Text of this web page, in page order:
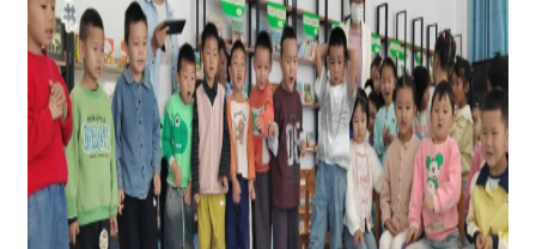
此次科普大篷车进校园活动，将科技体验、知
识科普、反邪教宣传有机结合，既为孩子们营造了
欢乐迎六一的浓厚氛围，也让科学启蒙的种子在童
心生根发芽，进一步筑牢了校园安全防范屏障。下
一步，阿合奇县科协将持续发挥科普大篷车流动科
普平台作用，聚焦青少年、学龄前儿童等重点群